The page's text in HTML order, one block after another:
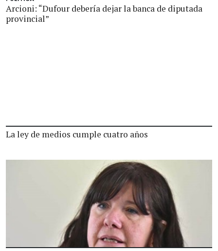
Arcioni: “Dufour debería dejar la banca de diputada
provincial”
La ley de medios cumple cuatro años